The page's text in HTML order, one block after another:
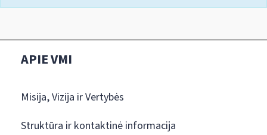
APIE VMI
Misija, Vizija ir Vertybės
Struktūra ir kontaktinė informacija